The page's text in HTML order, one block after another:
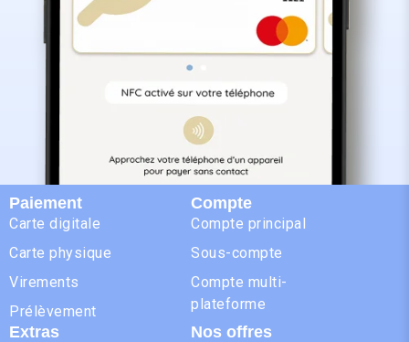
Paiement
Carte digitale
Carte physique
Virements
Prélèvement
Compte
Compte principal
Sous-compte
Compte multi-
plateforme
Extras Nos offres